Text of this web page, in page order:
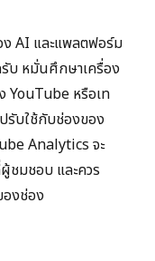
ง AI และแพลตฟอร์ม
บ หมั่นศึกษาเครื่อง
YouTube หรือเท
รับใช้กับช่องของ
Analytics จะ
ชมชอบ และควร
องช่อง